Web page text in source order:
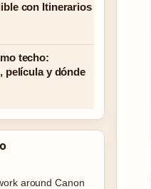
con Itinerarios
techo:
película y dónde
Recetas de